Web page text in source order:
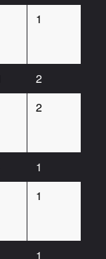
1
2
2
1
1
1